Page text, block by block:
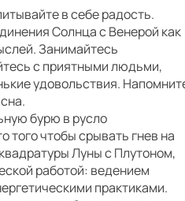
в себе радость.
Солнца с Венерой как
Занимайтесь
с приятными людьми,
удовольствия.
бурю в русло
того чтобы срывать гнев на
Луны с Плутоном,
работой: ведением
практиками.